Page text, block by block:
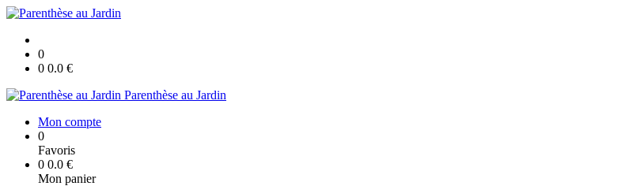
0
0 0.0 €
Parenthèse au Jardin
Mon compte
0
Favoris
0 0.0 €
Mon panier